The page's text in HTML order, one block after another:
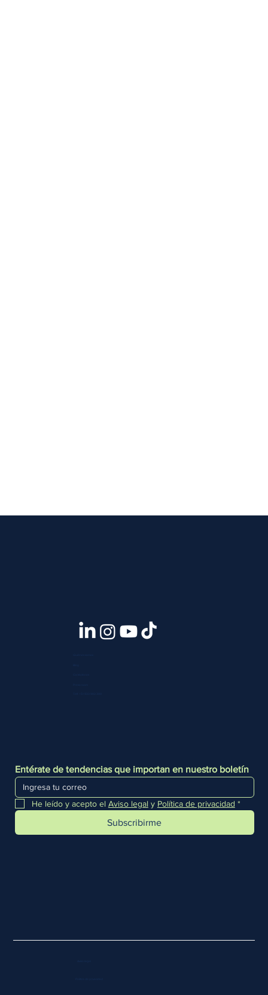
Entérate de tendencias que importan en nuestro boletín
He leído y acepto el Aviso legal y Política de privacidad *
Subscribirme